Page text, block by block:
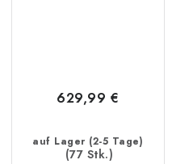
auf Lager (2-5 Tage)
(77 Stk.)
629,99 €